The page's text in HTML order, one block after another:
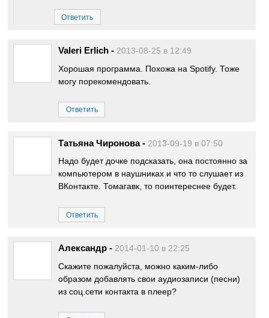
Ответить
Valeri Erlich - 2013-08-25 в 12:49
Хорошая программа. Похожа на Spotify. Тоже
могу порекомендовать.
Ответить
Татьяна Чиронова - 2013-09-19 в 07:50
Надо будет дочке подсказать, она постоянно за
компьютером в наушниках и что то слушает из
ВКонтакте. Томагавк, то поинтереснее будет.
Ответить
Александр - 2014-01-10 в 22:25
Скажите пожалуйста, можно каким-либо
образом добавлять свои аудиозаписи (песни)
из соц.сети контакта в плеер?